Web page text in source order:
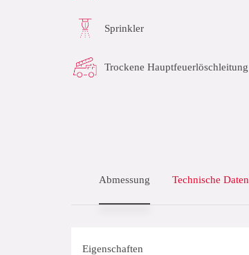
Sprinkler
Trockene Hauptfeuerlöschleitung
Abmessung Technische Daten
Eigenschaften